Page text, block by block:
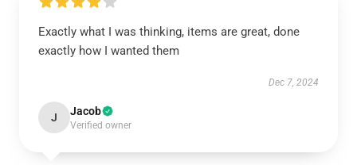
Exactly what I was thinking, items are great, done
exactly how I wanted them
Dec 7, 2024
J Jacob
Verified owner